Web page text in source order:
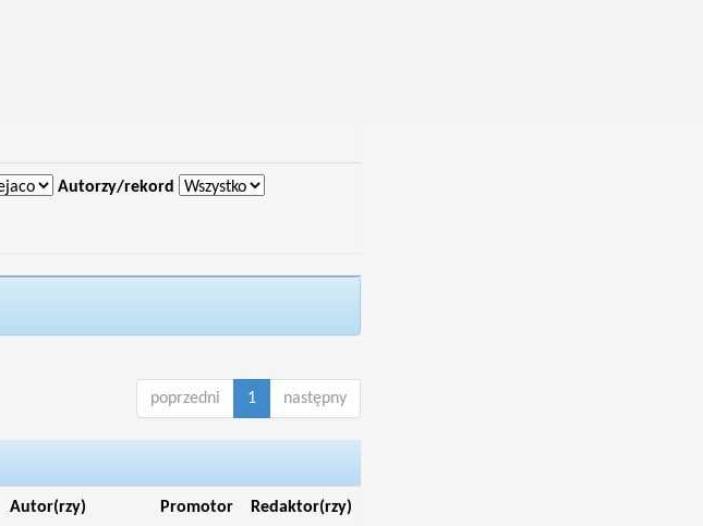
Autorzy/rekord
poprzedni 1 następny
Autor(rzy) Promotor Redaktor(rzy)